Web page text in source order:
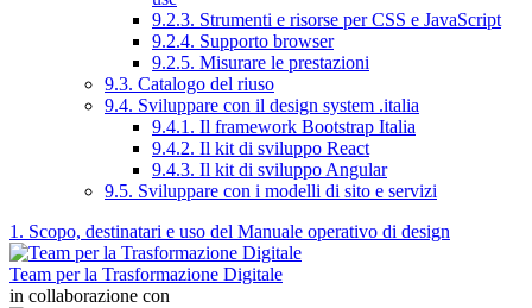
9.2.3. Strumenti e risorse per CSS e JavaScript
9.2.4. Supporto browser
9.2.5. Misurare le prestazioni
9.3. Catalogo del riuso
9.4. Sviluppare con il design system .italia
9.4.1. Il framework Bootstrap Italia
9.4.2. Il kit di sviluppo React
9.4.3. Il kit di sviluppo Angular
9.5. Sviluppare con i modelli di sito e servizi
1. Scopo, destinatari e uso del Manuale operativo di design
Team per la Trasformazione Digitale
in collaborazione con